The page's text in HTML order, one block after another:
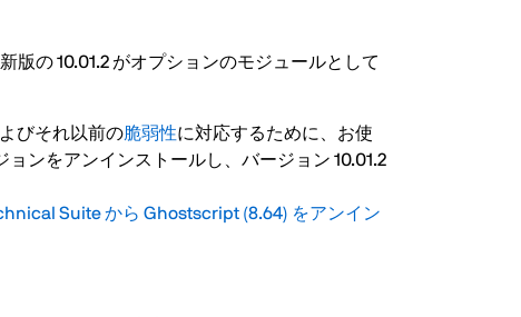
の 10.01.2 がオプションのモジュールとして
びそれ以前の脆弱性に対応するために、お使
ンをアンインストールし、バージョン 10.01.2
Suite から Ghostscript (8.64) をアンイン